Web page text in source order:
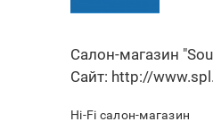
Салон-магазин
Сайт: http://
Hi-Fi салон-магазин